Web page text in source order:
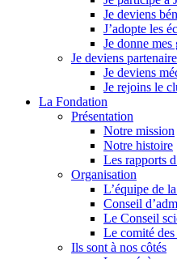
Je deviens
J’adopte les
Je donne
Je deviens partenaire
Je deviens
Je rejoins le
La Fondation
Présentation
Notre mission
Notre histoire
Les rapports
Organisation
L’équipe de
Conseil
Le Conseil
Le comité
Ils sont à nos côtés